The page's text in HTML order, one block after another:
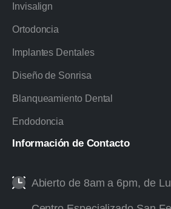
Invisalign
Ortodoncia
Implantes Dentales
Diseño de Sonrisa
Blanqueamiento Dental
Endodoncia
Información de Contacto
Abierto de 8am a 6pm, de